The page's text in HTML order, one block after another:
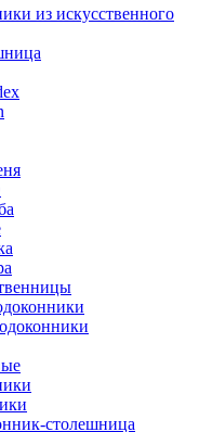
из искусственного
столешница